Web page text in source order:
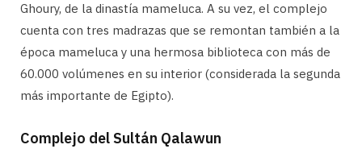
Ghoury, de la dinastía mameluca. A su vez, el complejo
cuenta con tres madrazas que se remontan también a la
época mameluca y una hermosa biblioteca con más de
60.000 volúmenes en su interior (considerada la segunda
más importante de Egipto).
Complejo del Sultán Qalawun